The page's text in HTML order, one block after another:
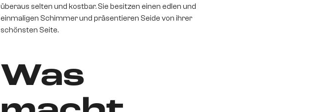
überaus selten und kostbar. Sie besitzen einen edlen und
einmaligen Schimmer und präsentieren Seide von ihrer
schönsten Seite.
Was